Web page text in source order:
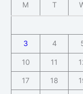
M T
3 4
10 11
17 18